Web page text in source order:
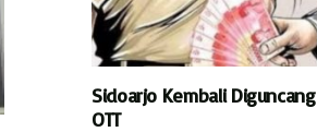
Sidoarjo Kembali Diguncang
OTT